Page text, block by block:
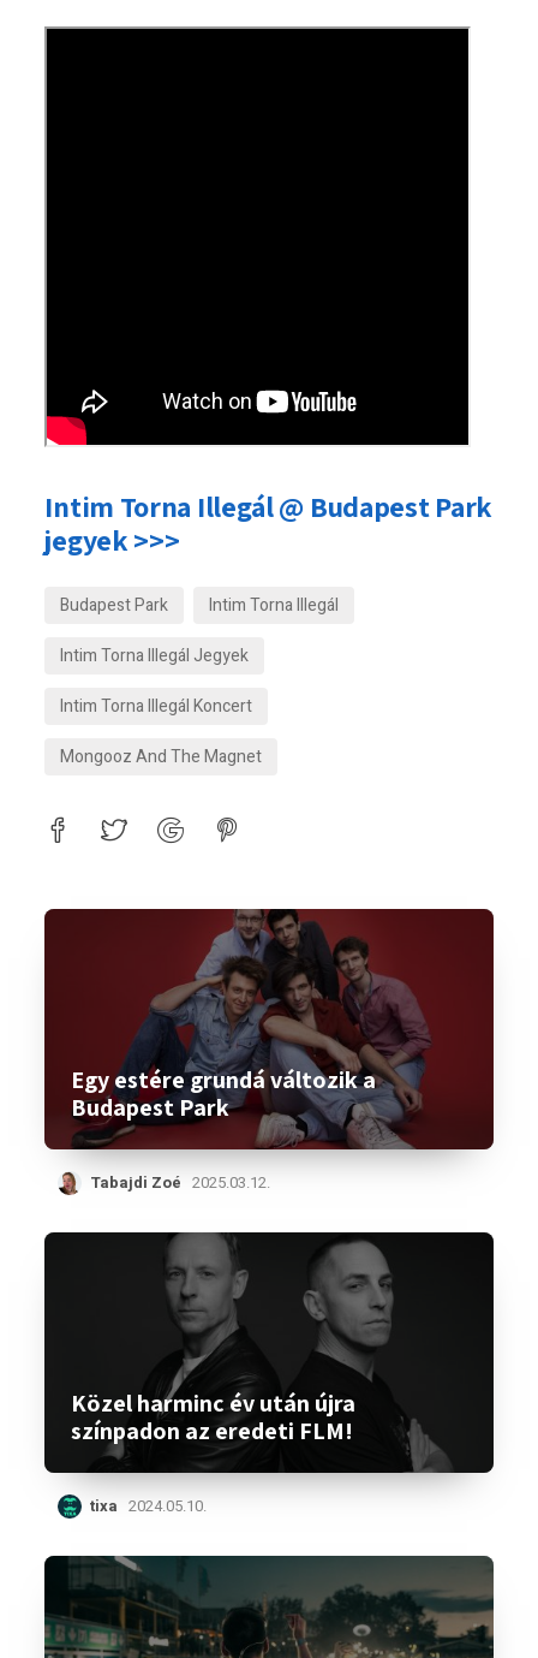
Intim Torna Illegál @ Budapest Park
jegyek >>>
Budapest Park
Intim Torna Illegál
Intim Torna Illegál Jegyek
Intim Torna Illegál Koncert
Mongooz And The Magnet
Egy estére grundá változik a
Budapest Park
Tabajdi Zoé 2025.03.12.
Közel harminc év után újra
színpadon az eredeti FLM!
tixa 2024.05.10.